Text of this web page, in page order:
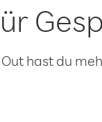
hast du